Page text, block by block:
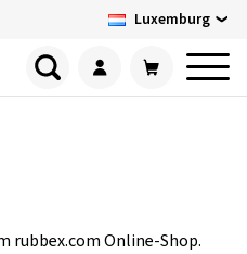
Luxemburg
rubbex.com Online-Shop.